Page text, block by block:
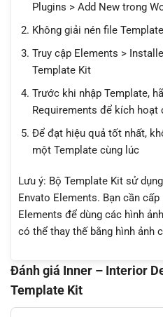
Plugins > Add New trong
Không giải nén file
Truy cập Elements >
Template Kit
Trước khi nhập Template,
Requirements để kích hoạt
Để đạt hiệu quả tốt nhất,
một Template cùng lúc
Lưu ý: Bộ Template Kit sử
Envato Elements. Bạn cần
Elements để dùng các hình
có thể thay thế bằng hình ảnh
Đánh giá Inner – Interior
Template Kit